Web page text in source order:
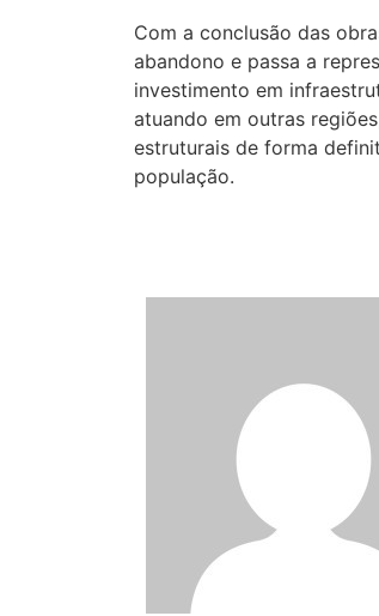
Com a conclusão das
abandono e passa a
investimento em
atuando em outras
estruturais de forma
população.